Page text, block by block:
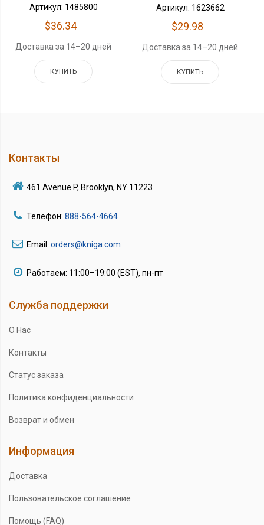
Артикул: 1485800
$36.34
Доставка за 14–20 дней
КУПИТЬ
Артикул: 1623662
$29.98
Доставка за 14–20 дней
КУПИТЬ
Контакты
461 Avenue P, Brooklyn, NY 11223
Телефон: 888-564-4664
Email: orders@kniga.com
Работаем: 11:00–19:00 (EST), пн-пт
Служба поддержки
О Нас
Контакты
Статус заказа
Политика конфиденциальности
Возврат и обмен
Информация
Доставка
Пользовательское соглашение
Помощь (FAQ)